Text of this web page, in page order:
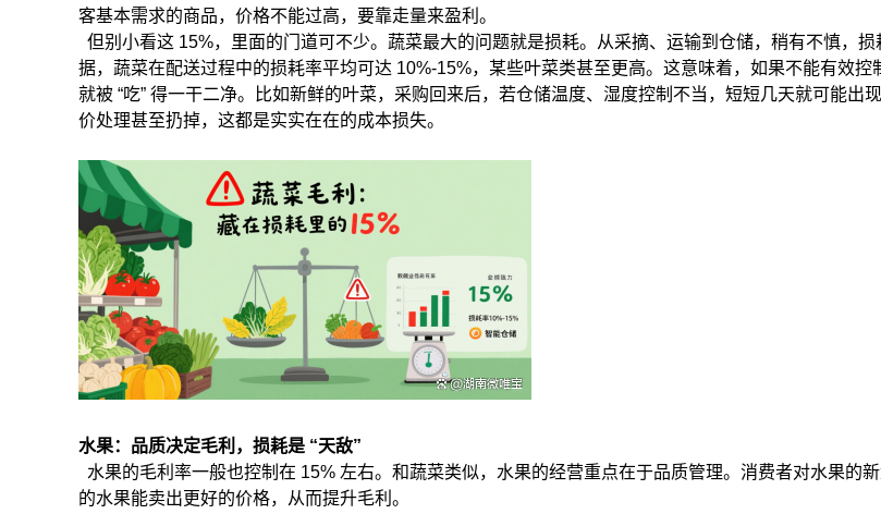
客基本需求的商品，价格不能过高，要靠走量来盈利。
但别小看这 15%，里面的门道可不少。蔬菜最大的问题就是损耗。从采摘、运输到仓储，稍有不慎，
据，蔬菜在配送过程中的损耗率平均可达 10%-15%，某些叶菜类甚至更高。这意味着，如果不能有效控
就被 “吃” 得一干二净。比如新鲜的叶菜，采购回来后，若仓储温度、湿度控制不当，短短几天就可能出
价处理甚至扔掉，这都是实实在在的成本损失。
水果：品质决定毛利，损耗是 “天敌”
水果的毛利率一般也控制在 15% 左右。和蔬菜类似，水果的经营重点在于品质管理。消费者对水果的
的水果能卖出更好的价格，从而提升毛利。